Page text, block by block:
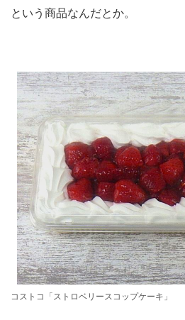
という商品なんだとか。
コストコ「ストロベリースコップケーキ」